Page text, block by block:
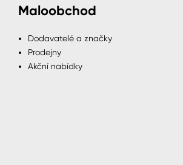
Maloobchod
Dodavatelé a značky
Prodejny
Akční nabídky